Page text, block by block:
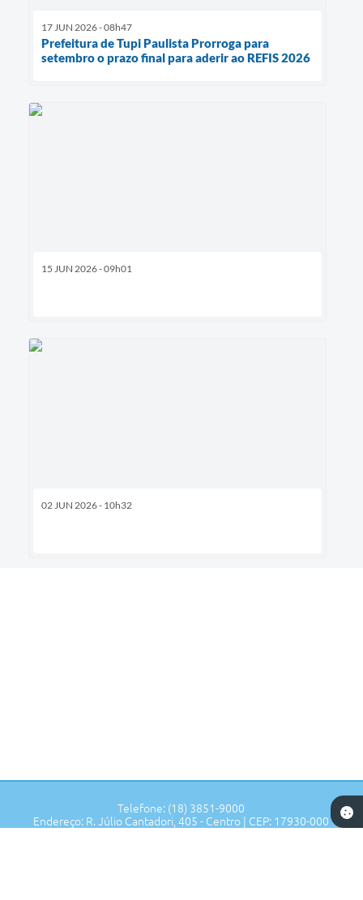
17 JUN 2026 - 08h47
Prefeitura de Tupi Paulista Prorroga para
setembro o prazo final para aderir ao REFIS 2026
15 JUN 2026 - 09h01
02 JUN 2026 - 10h32
Telefone: (18) 3851-9000
Endereço: R. Júlio Cantadori, 405 - Centro | CEP: 17930-000